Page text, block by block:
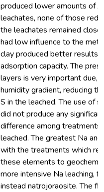
produced lower amounts of
leachates, none of those
the leachates remained
had low influence to the
clay produced better results,
adsorption capacity. The
layers is very important due,
humidity gradient, reducing
S in the leached. The use of
did not produce any
difference among
leached. The greatest Na
with the treatments which
these elements to
more intensive Na leaching,
instead natrojoraosite. The